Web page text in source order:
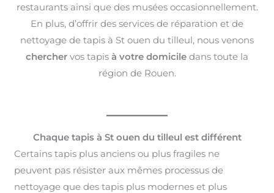
restaurants ainsi que des musées occasionnellement.
En plus, d’offrir des services de réparation et de
nettoyage de tapis à St ouen du tilleul, nous venons
chercher vos tapis à votre domicile dans toute la
région de Rouen.
Chaque tapis à St ouen du tilleul est différent
Certains tapis plus anciens ou plus fragiles ne
peuvent pas résister aux mêmes processus de
nettoyage que des tapis plus modernes et plus